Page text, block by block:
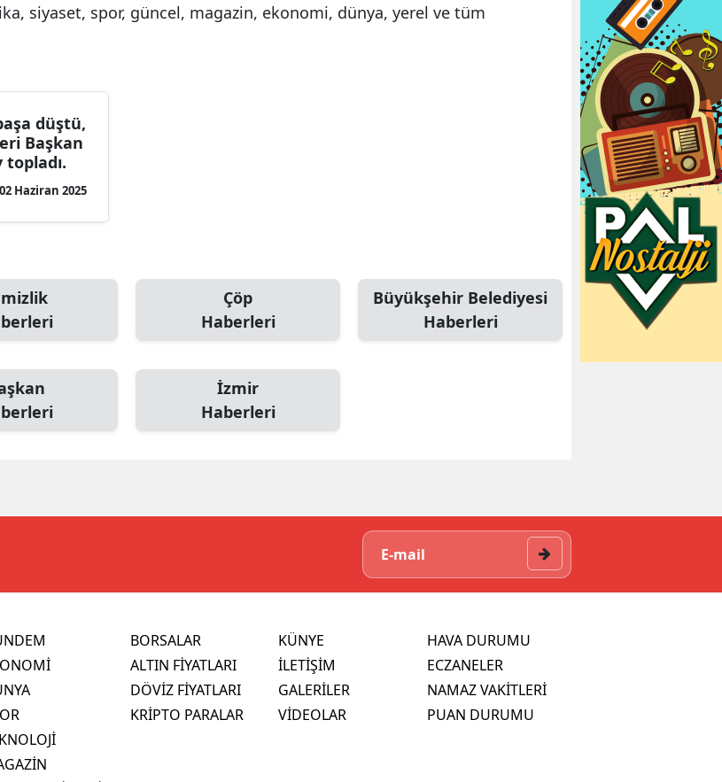
siyaset, spor, güncel, magazin, ekonomi, dünya, yerel ve tüm
düştü,
Başkan
topladı.
02 Haziran 2025
Çöp
Haberleri
Büyükşehir Belediyesi
Haberleri
İzmir
Haberleri
BORSALAR
ALTIN FİYATLARI
DÖVİZ FİYATLARI
KRİPTO PARALAR
KÜNYE
İLETİŞİM
GALERİLER
VİDEOLAR
HAVA DURUMU
ECZANELER
NAMAZ VAKİTLERİ
PUAN DURUMU